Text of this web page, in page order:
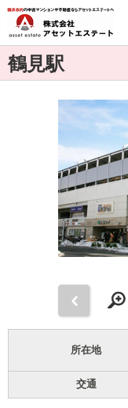
鶴見駅
所在地
交通